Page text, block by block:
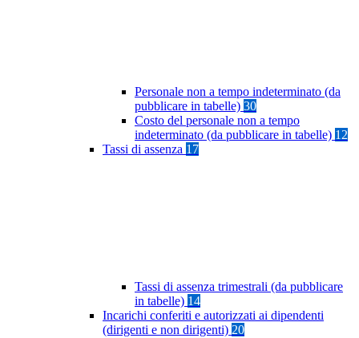
Personale non a tempo indeterminato (da
pubblicare in tabelle) 30
Costo del personale non a tempo
indeterminato (da pubblicare in tabelle) 12
Tassi di assenza 17
Tassi di assenza trimestrali (da pubblicare
in tabelle) 14
Incarichi conferiti e autorizzati ai dipendenti
(dirigenti e non dirigenti) 20